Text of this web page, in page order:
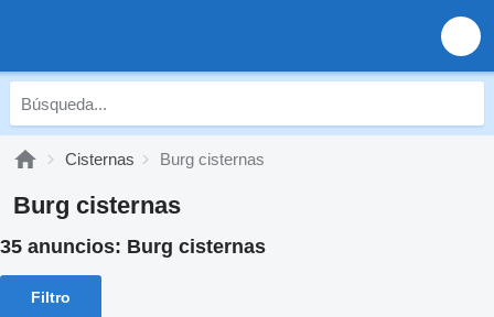
Cisternas Burg cisternas
Burg cisternas
35 anuncios: Burg cisternas
Filtro